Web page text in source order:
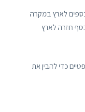
לארץ במקרה
חזרה לארץ
כדי להבין את